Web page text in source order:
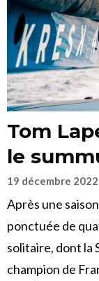
Tom
le
19 décembre 2022
Après une
ponctuée de
solitaire, dont la
champion de